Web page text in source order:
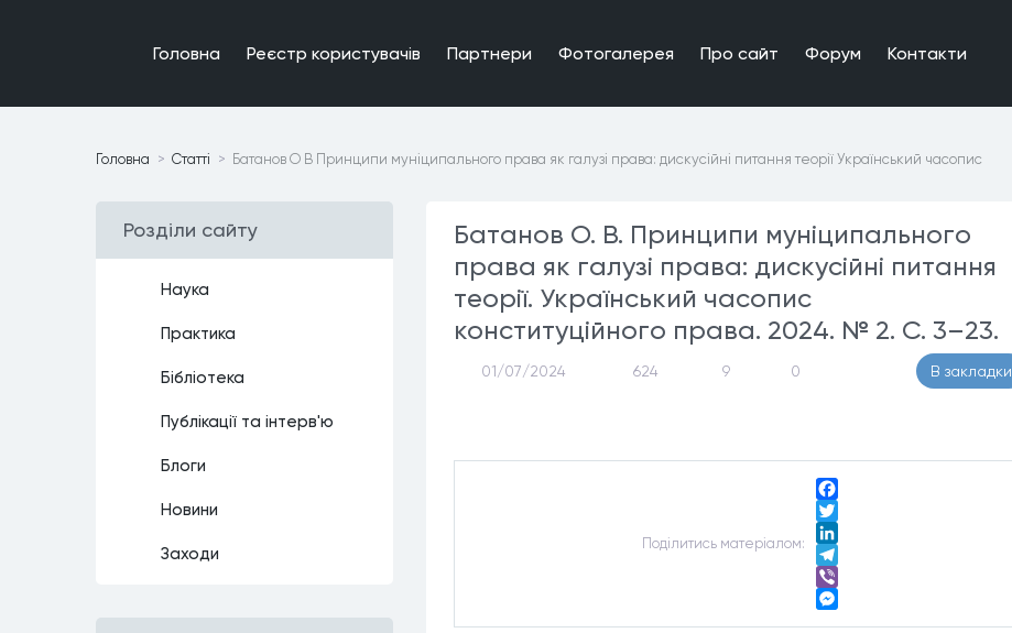
Головна Реєстр користувачiв Партнери Фотогалерея Про сайт Форум Контакти
Головна Статтi Батанов О В Принципи муніципального права як галузі права: дискусійні питання теорії Український часопис
Роздiли сайту
Наука
Практика
Бiблiотека
Публiкацiї та iнтерв'ю
Блоги
Новини
Заходи
Батанов О. В. Принципи муніципального
права як галузі права: дискусійні питання
теорії. Український часопис
конституційного права. 2024. № 2. С. 3–23.
01/07/2024 624 9 0 В закладки
Подiлитись матерiалом:
Facebook
Twitter
LinkedIn
Telegram
Viber